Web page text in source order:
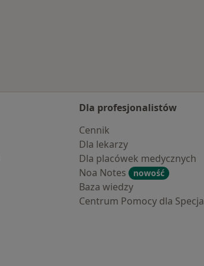
Dla profesjonalistów
Cennik
Dla lekarzy
Dla placówek medycznych
Noa Notes
nowość
Baza wiedzy
Centrum Pomocy dla